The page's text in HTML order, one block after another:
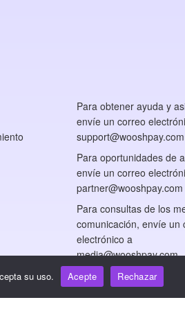
Para obtener ayuda y
envíe un correo
support@wooshpay.com
Para oportunidades de
envíe un correo
partner@wooshpay.com
Para consultas de los
comunicación, envíe un
electrónico a
media@wooshpay.com
su uso. Acepte Rechazar